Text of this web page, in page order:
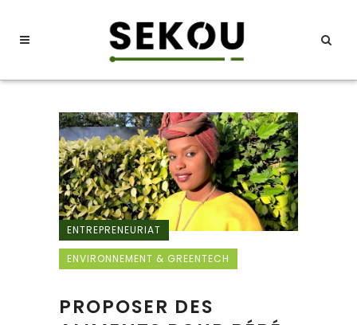
ENTREPRENEURIAT
ENVIRONNEMENT & GREENTECH
PROPOSER DES